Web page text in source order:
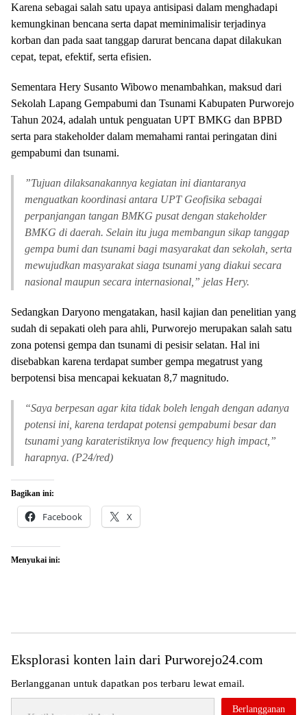
Karena sebagai salah satu upaya antisipasi dalam menghadapi
kemungkinan bencana serta dapat meminimalisir terjadinya
korban dan pada saat tanggap darurat bencana dapat dilakukan
cepat, tepat, efektif, serta efisien.
Sementara Hery Susanto Wibowo menambahkan, maksud dari
Sekolah Lapang Gempabumi dan Tsunami Kabupaten Purworejo
Tahun 2024, adalah untuk penguatan UPT BMKG dan BPBD
serta para stakeholder dalam memahami rantai peringatan dini
gempabumi dan tsunami.
”Tujuan dilaksanakannya kegiatan ini diantaranya
menguatkan koordinasi antara UPT Geofisika sebagai
perpanjangan tangan BMKG pusat dengan stakeholder
BMKG di daerah. Selain itu juga membangun sikap tanggap
gempa bumi dan tsunami bagi masyarakat dan sekolah, serta
mewujudkan masyarakat siaga tsunami yang diakui secara
nasional maupun secara internasional,” jelas Hery.
Sedangkan Daryono mengatakan, hasil kajian dan penelitian yang
sudah di sepakati oleh para ahli, Purworejo merupakan salah satu
zona potensi gempa dan tsunami di pesisir selatan. Hal ini
disebabkan karena terdapat sumber gempa megatrust yang
berpotensi bisa mencapai kekuatan 8,7 magnitudo.
“Saya berpesan agar kita tidak boleh lengah dengan adanya
potensi ini, karena terdapat potensi gempabumi besar dan
tsunami yang karateristiknya low frequency high impact,”
harapnya. (P24/red)
Bagikan ini:
Facebook X
Menyukai ini:
Eksplorasi konten lain dari Purworejo24.com
Berlangganan untuk dapatkan pos terbaru lewat email.
Ketikkan email Anda...
Berlangganan